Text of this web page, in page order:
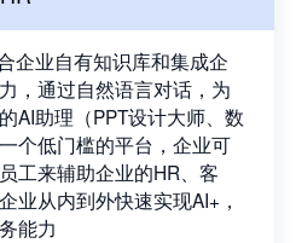
企业自有知识库和集成企
，通过自然语言对话，为
AI助理（PPT设计大师、数
个低门槛的平台，企业可
工来辅助企业的HR、客
业从内到外快速实现AI+，
能力